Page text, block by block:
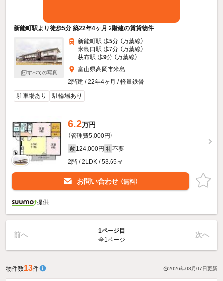
新能町駅より徒歩5分 築22年4ヶ月 2階建の賃貸物件
すべての写真
新能町駅 歩5分 （万葉線）
米島口駅 歩7分 （万葉線）
荻布駅 歩9分 （万葉線）
富山県高岡市米島
2階建 / 22年4ヶ月 / 軽量鉄骨
駐車場あり
駐輪場あり
6.2万円
（管理費5,000円）
敷 124,000円 礼 不要
2階 / 2LDK / 53.65㎡
お問い合わせ （無料）
提供
前へ
1ページ目
全1ページ
次へ
物件数13件 2026年08月07日更新